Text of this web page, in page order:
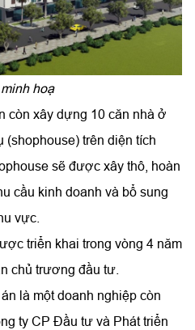
hoạ
còn xây dựng 10 căn nhà ở
trên diện tích
sẽ được xây thô, hoàn
cầu kinh doanh và bổ sung
vực.
triển khai trong vòng 4 năm
chủ trương đầu tư.
là một doanh nghiệp còn
ty CP Đầu tư và Phát triển